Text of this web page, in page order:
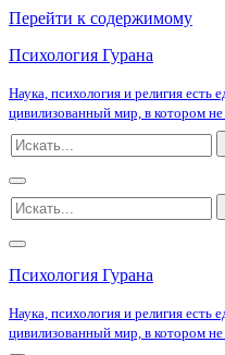
Перейти к содержимому
Психология Гурана
Наука, психология и религия есть
цивилизованный мир, в котором
Искать...
Меню
навигации
Искать...
Меню
навигации
Психология Гурана
Наука, психология и религия есть
цивилизованный мир, в котором